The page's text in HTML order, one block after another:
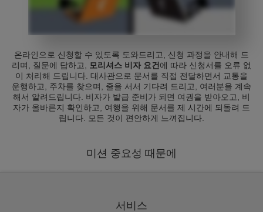
온라인으로 신청할 수 있도록 도와드리고, 신청 과정을 안내해 드
리며, 질문에 답하고,
모리셔스 비자 요건 에 따라 신청서를 오류 없
이 처리해 드립니다. 대사관으로 문서를 직접 전달하면서 교통을
운행하고, 주차를 찾으며, 줄을 서서 기다려 드리고, 여러분을 계속
해서 알려드립니다. 비자가 발급 준비가 되면 여권을 받아오고, 비
자가 올바른지 확인하고, 여행을 위해 문서를 제 시간에 되돌려 드
립니다. 모든 것이 편안하게 느껴집니다.
미션 중요성 때문에
서비스